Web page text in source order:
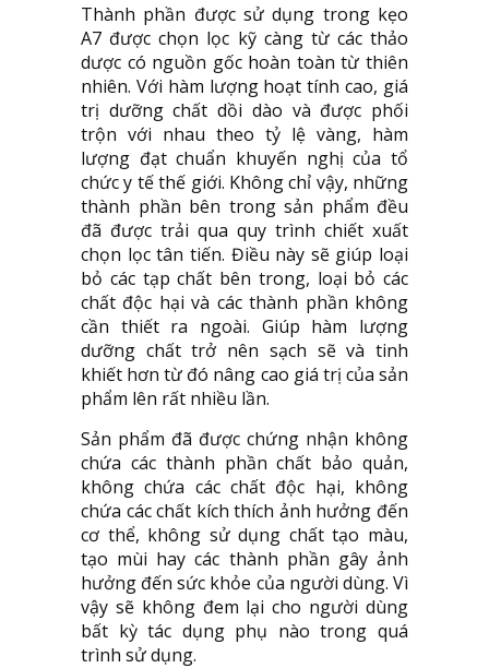
Thành phần được sử dụng trong kẹo
A7 được chọn lọc kỹ càng từ các thảo
dược có nguồn gốc hoàn toàn từ thiên
nhiên. Với hàm lượng hoạt tính cao, giá
trị dưỡng chất dồi dào và được phối
trộn với nhau theo tỷ lệ vàng, hàm
lượng đạt chuẩn khuyến nghị của tổ
chức y tế thế giới. Không chỉ vậy, những
thành phần bên trong sản phẩm đều
đã được trải qua quy trình chiết xuất
chọn lọc tân tiến. Điều này sẽ giúp loại
bỏ các tạp chất bên trong, loại bỏ các
chất độc hại và các thành phần không
cần thiết ra ngoài. Giúp hàm lượng
dưỡng chất trở nên sạch sẽ và tinh
khiết hơn từ đó nâng cao giá trị của sản
phẩm lên rất nhiều lần.
Sản phẩm đã được chứng nhận không
chứa các thành phần chất bảo quản,
không chứa các chất độc hại, không
chứa các chất kích thích ảnh hưởng đến
cơ thể, không sử dụng chất tạo màu,
tạo mùi hay các thành phần gây ảnh
hưởng đến sức khỏe của người dùng. Vì
vậy sẽ không đem lại cho người dùng
bất kỳ tác dụng phụ nào trong quá
trình sử dụng.